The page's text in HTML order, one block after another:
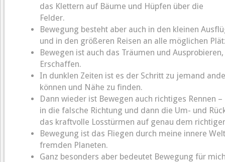
das Klettern auf Bäume und Hüpfen über die
Felder.
Bewegung besteht aber auch in den kleinen
und in den größeren Reisen an alle möglichen
Bewegen ist auch das Träumen und
Erschaffen.
In dunklen Zeiten ist es der Schritt zu jemand
können und Nähe zu finden.
Dann wieder ist Bewegen auch richtiges Rennen
in die falsche Richtung und dann die Um- und
das kraftvolle Losstürmen auf genau dem
Bewegung ist das Fliegen durch meine innere
fremden Planeten.
Ganz besonders aber bedeutet Bewegung für